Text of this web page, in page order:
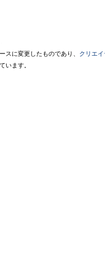
に変更したものであり、 クリエ
います。